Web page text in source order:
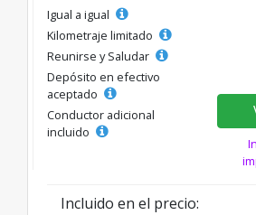
Igual a igual
Kilometraje limitado
Reunirse y Saludar
Depósito en efectivo
aceptado
Conductor adicional
incluido
Incluido en el precio: